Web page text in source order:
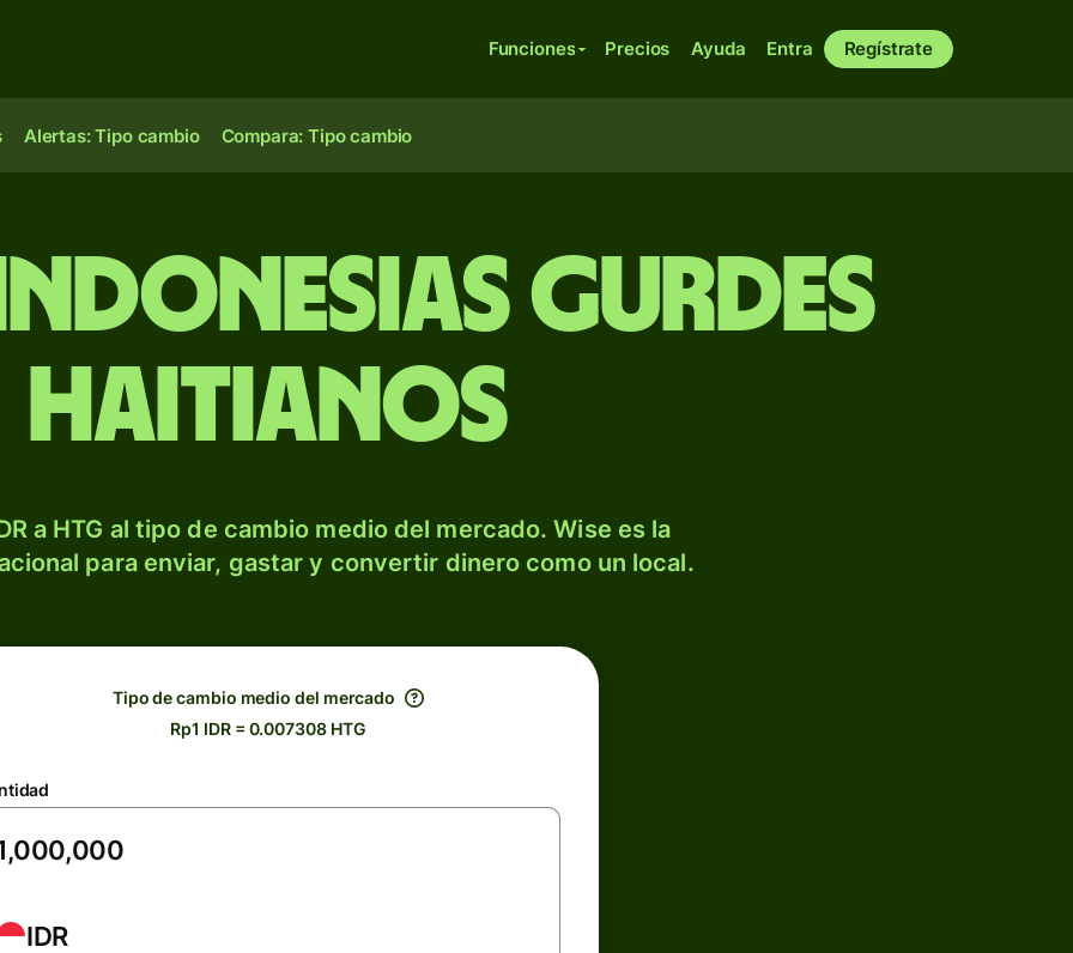
Funciones Precios Ayuda Entra Regístrate
Alertas: Tipo cambio Compara: Tipo cambio
gurdes
haitianos
a HTG al tipo de cambio medio del mercado. Wise es la
para enviar, gastar y convertir dinero como un local.
Tipo de cambio medio del mercado
Rp1 IDR = 0.007308 HTG
IDR